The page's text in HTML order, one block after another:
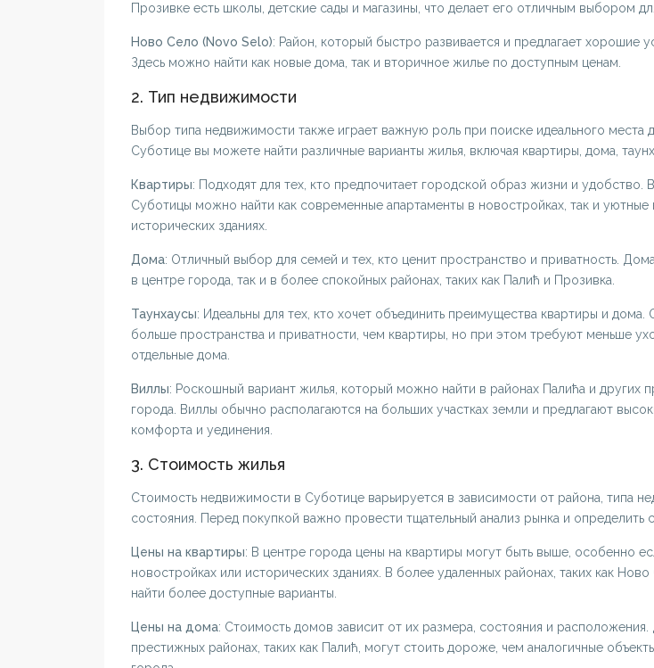
Прозивке есть школы, детские сады и магазины, что делает его отличным выбором
Ново Село (Novo Selo): Район, который быстро развивается и предлагает хорошие
Здесь можно найти как новые дома, так и вторичное жилье по доступным ценам.
2. Тип недвижимости
Выбор типа недвижимости также играет важную роль при поиске идеального места
Суботице вы можете найти различные варианты жилья, включая квартиры, дома,
Квартиры: Подходят для тех, кто предпочитает городской образ жизни и удобство.
Суботицы можно найти как современные апартаменты в новостройках, так и уютные
исторических зданиях.
Дома: Отличный выбор для семей и тех, кто ценит пространство и приватность.
в центре города, так и в более спокойных районах, таких как Палић и Прозивка.
Таунхаусы: Идеальны для тех, кто хочет объединить преимущества квартиры и дома.
больше пространства и приватности, чем квартиры, но при этом требуют меньше
отдельные дома.
Виллы: Роскошный вариант жилья, который можно найти в районах Палића и других
города. Виллы обычно располагаются на больших участках земли и предлагают
комфорта и уединения.
3. Стоимость жилья
Стоимость недвижимости в Суботице варьируется в зависимости от района, типа
состояния. Перед покупкой важно провести тщательный анализ рынка и определить
Цены на квартиры: В центре города цены на квартиры могут быть выше, особенно
новостройках или исторических зданиях. В более удаленных районах, таких как
найти более доступные варианты.
Цены на дома: Стоимость домов зависит от их размера, состояния и
престижных районах, таких как Палић, могут стоить дороже, чем аналогичные